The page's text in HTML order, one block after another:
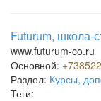
Futurum, школа-
www.futurum-co.ru
Основной:
Раздел: Курсы,
Теги: